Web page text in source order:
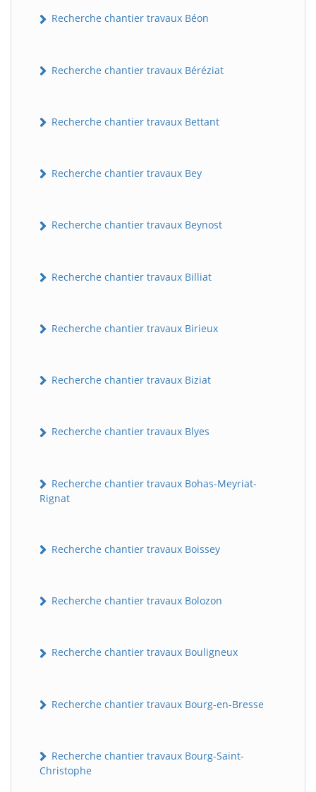
Recherche chantier travaux Béon
Recherche chantier travaux Béréziat
Recherche chantier travaux Bettant
Recherche chantier travaux Bey
Recherche chantier travaux Beynost
Recherche chantier travaux Billiat
Recherche chantier travaux Birieux
Recherche chantier travaux Biziat
Recherche chantier travaux Blyes
Recherche chantier travaux Bohas-Meyriat-
Rignat
Recherche chantier travaux Boissey
Recherche chantier travaux Bolozon
Recherche chantier travaux Bouligneux
Recherche chantier travaux Bourg-en-Bresse
Recherche chantier travaux Bourg-Saint-
Christophe